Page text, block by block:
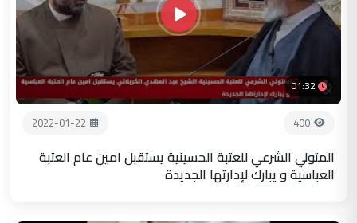
01:32
400
2022-01-22
المتولي الشرعي للعتبة الحسينية يستقبل امين عام العتبة
العباسية و يبارك لإدارتها الجديدة